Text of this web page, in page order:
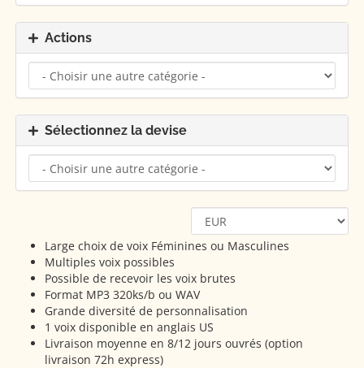
Actions
Sélectionnez la devise
Large choix de voix Féminines ou Masculines
Multiples voix possibles
Possible de recevoir les voix brutes
Format MP3 320ks/b ou WAV
Grande diversité de personnalisation
1 voix disponible en anglais US
Livraison moyenne en 8/12 jours ouvrés (option
livraison 72h express)